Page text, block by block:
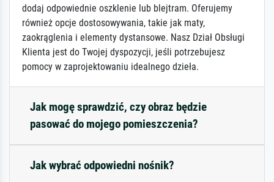
dodaj odpowiednie oszklenie lub blejtram. Oferujemy
również opcje dostosowywania, takie jak maty,
zaokrąglenia i elementy dystansowe. Nasz Dział Obsługi
Klienta jest do Twojej dyspozycji, jeśli potrzebujesz
pomocy w zaprojektowaniu idealnego dzieła.
Jak mogę sprawdzić, czy obraz będzie
pasować do mojego pomieszczenia?
Jak wybrać odpowiedni nośnik?